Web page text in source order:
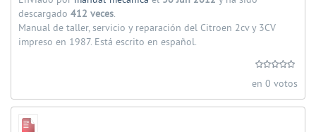
descargado 412 veces.
Manual de taller, servicio y reparación del Citroen 2cv y 3CV
impreso en 1987. Está escrito en español.
en 0 votos